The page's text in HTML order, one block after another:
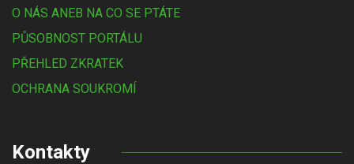
O NÁS ANEB NA CO SE PTÁTE
PŮSOBNOST PORTÁLU
PŘEHLED ZKRATEK
OCHRANA SOUKROMÍ
Kontakty